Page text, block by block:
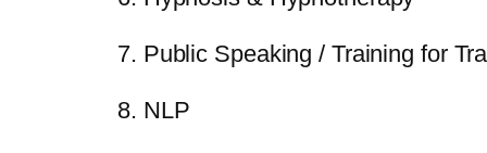
7. Public Speaking / Training for
8. NLP